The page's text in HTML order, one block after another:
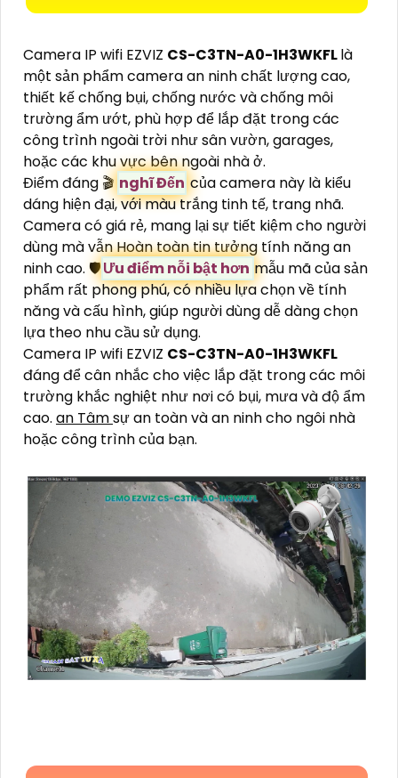
Camera IP wifi EZVIZ CS-C3TN-A0-1H3WKFLlà
một sản phẩm camera an ninh chất lượng cao,
thiết kế chống bụi, chống nước và chống môi
trường ẩm ướt, phù hợp để lắp đặt trong các
công trình ngoài trời như sân vườn, garages,
hoặc các khu vực bên ngoài nhà ở.
Điểm đáng 🎬 nghĩ Đến của camera này là kiểu
dáng hiện đại, với màu trắng tinh tế, trang nhã.
Camera có giá rẻ, mang lại sự tiết kiệm cho người
dùng mà vẫn Hoàn toàn tin tưởng tính năng an
ninh cao. 🛡Ưu điểm nỗi bật hơn mẫu mã của sản
phẩm rất phong phú, có nhiều lựa chọn về tính
năng và cấu hình, giúp người dùng dễ dàng chọn
lựa theo nhu cầu sử dụng.
Camera IP wifi EZVIZ CS-C3TN-A0-1H3WKFL
đáng để cân nhắc cho việc lắp đặt trong các môi
trường khắc nghiệt như nơi có bụi, mưa và độ ẩm
cao. an Tâmsự an toàn và an ninh cho ngôi nhà
hoặc công trình của bạn.